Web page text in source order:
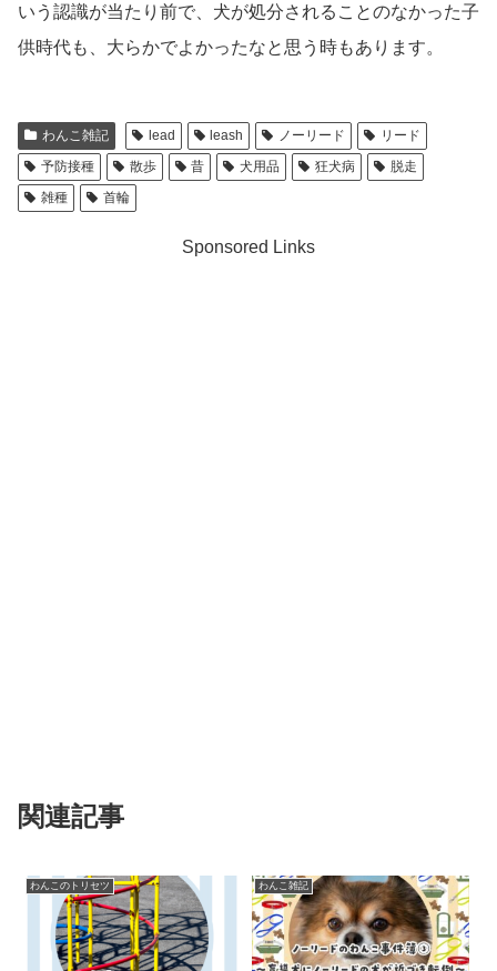
いう認識が当たり前で、犬が処分されることのなかった子
供時代も、大らかでよかったなと思う時もあります。
わんこ雑記 lead leash ノーリード
リード
予防接種
散歩 昔 犬用品 狂犬病
脱走
雑種
首輪
Sponsored Links
関連記事
わんこのトリセツ わんこ雑記